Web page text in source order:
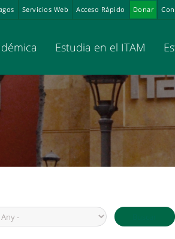
Servicios Web Acceso Rápido Donar
Estudia en el ITAM